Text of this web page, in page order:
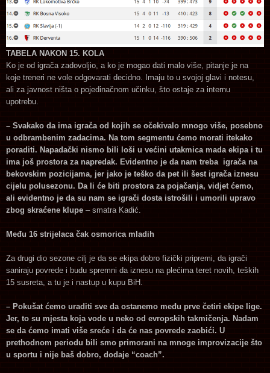
TABELA NAKON 15. KOLA
Ko je od igrača zadovoljio, a ko je mogao dati malo više, pitanje je na
koje treneri ne vole odgovarati decidno. Imaju to u svojoj glavi i notesu,
ali za javnost ništa o pojedinačnom učinku, što ostaje za internu
upotrebu.
– Svakako da ima igrača od kojih se očekivalo mnogo više, posebno
u odbrambenim zadacima. Na tom segmentu ćemo morati itekako
poraditi. Napadački nismo bili loši u većini utakmica mada ekipa i tu
ima još prostora za napredak. Evidentno je da nam treba igrača na
bekovskim pozicijama, jer jako je teško da pet ili šest igrača iznesu
cijelu polusezonu. Da li će biti prostora za pojačanja, vidjet ćemo,
ali evidentno je da su nam se igrači dosta istrošili i umorili upravo
zbog skraćene klupe – smatra Kadić.
Među 16 strijelaca čak osmorica mladih
Za drugi dio sezone cilj je da se ekipa dobro fizički pripremi, da igrači
saniraju povrede i budu spremni da iznesu na plećima teret novih, teških
15 susreta, a tu je i nastup u kupu BiH.
– Pokušat ćemo uraditi sve da ostanemo među prve četiri ekipe lige.
Jer, to su mjesta koja vode u neko od evropskih takmičenja. Nadam
se da ćemo imati više sreće i da će nas povrede zaobići. U
prethodnom periodu bili smo primorani na mnoge improvizacije što
u sportu i nije baš dobro, dodaje “coach”.